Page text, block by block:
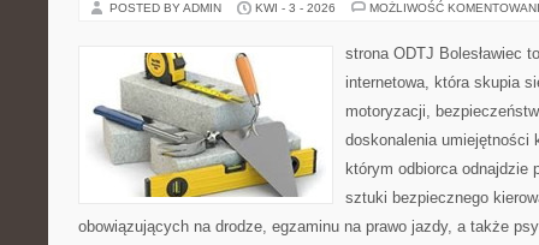
POSTED BY ADMIN KWI - 3 - 2026 MOŻLIWOŚĆ
strona ODTJ Bolesławiec
internetowa, która skupia
motoryzacji,
doskonalenia umiejętności
którym odbiorca odnajdzie
sztuki bezpiecznego
obowiązujących na drodze, egzaminu na prawo jazdy, a także